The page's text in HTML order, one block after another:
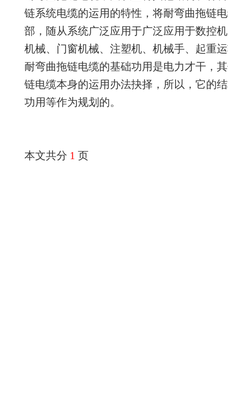
链系统电缆的运用的特性，将耐弯曲拖链
部，随从系统广泛应用于广泛应用于数控
机械、门窗机械、注塑机、机械手、起
耐弯曲拖链电缆的基础功用是电力才干，
链电缆本身的运用办法抉择，所以，它的
功用等作为规划的。
本文共分 1 页